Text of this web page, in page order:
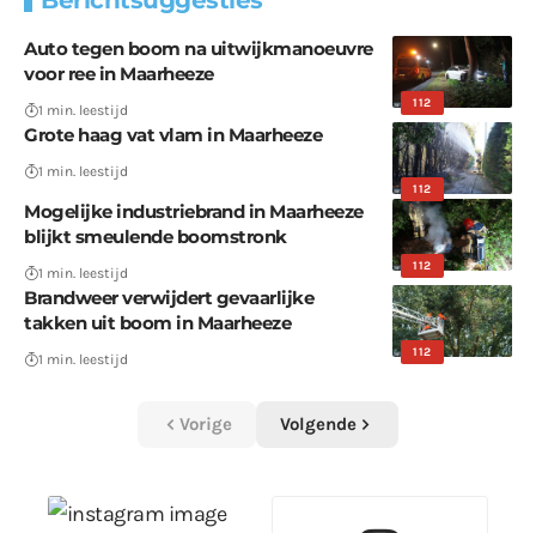
112
Auto tegen boom na uitwijkmanoeuvre
voor ree in Maarheeze
1 min. leestijd
112
Grote haag vat vlam in Maarheeze
1 min. leestijd
112
Mogelijke industriebrand in Maarheeze
blijkt smeulende boomstronk
1 min. leestijd
112
Brandweer verwijdert gevaarlijke
takken uit boom in Maarheeze
1 min. leestijd
Vorige Volgende